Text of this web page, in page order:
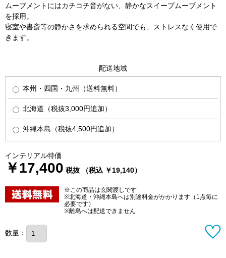
ムーブメントにはカチコチ音がない、静かなスイープムーブメント
を採用。
寝室や書斎等の静かさを求められる空間でも、ストレスなく使用で
きます。
配送地域
本州・四国・九州（送料無料）
北海道（税抜3,000円追加）
沖縄本島（税抜4,500円追加）
インテリアル特価
￥17,400 税抜 （税込 ￥19,140）
※この商品は玄関渡しです
※北海道・沖縄本島へは別途料金がかかります（1点毎に
必要です）
※離島へは配送できません
数量：